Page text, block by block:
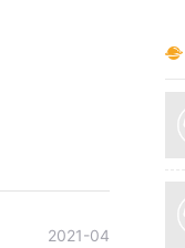
2021-04